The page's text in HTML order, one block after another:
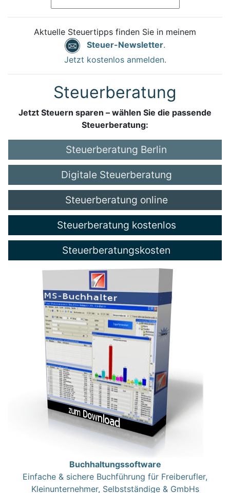
Aktuelle Steuertipps finden Sie in meinem
Steuer-Newsletter.
Jetzt kostenlos anmelden.
Steuerberatung
Jetzt Steuern sparen – wählen Sie die passende
Steuerberatung:
Steuerberatung Berlin
Digitale Steuerberatung
Steuerberatung online
Steuerberatung kostenlos
Steuerberatungskosten
Buchhaltungssoftware
Einfache & sichere Buchführung für Freiberufler,
Kleinunternehmer, Selbstständige & GmbHs